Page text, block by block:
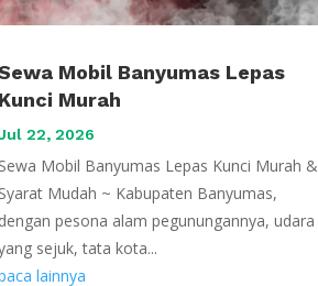
Mobil Banyumas Lepas
Kunci Murah
22, 2026
Sewa Mobil Banyumas Lepas Kunci Murah &
Syarat Mudah ~ Kabupaten Banyumas,
dengan pesona alam pegunungannya, udara
sejuk, tata kota...
lainnya